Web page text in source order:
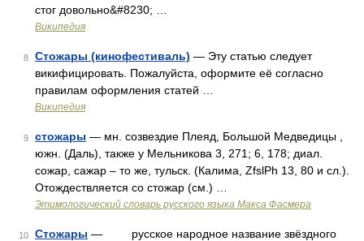
стог довольно&#8230; …
Википедия
8 Стожары (кинофестиваль) — Эту статью следует
викифицировать. Пожалуйста, оформите её согласно
правилам оформления статей …
Википедия
9 стожары — мн. созвездие Плеяд, Большой Медведицы ,
южн. (Даль), также у Мельникова 3, 271; 6, 178; диал.
сожар, сажар – то же, тульск. (Калима, ZfslPh 13, 80 и сл.).
Отождествляется со стожар (см.) …
Этимологический словарь русского языка Макса Фасмера
10 Стожары — русское народное название звёздного